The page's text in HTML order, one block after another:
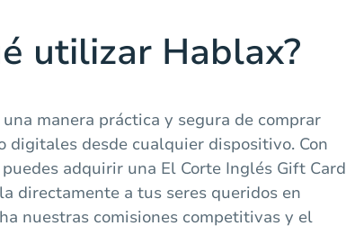
utilizar Hablax?
manera práctica y segura de comprar
digitales desde cualquier dispositivo. Con
adquirir una El Corte Inglés Gift Card
directamente a tus seres queridos en
nuestras comisiones competitivas y el